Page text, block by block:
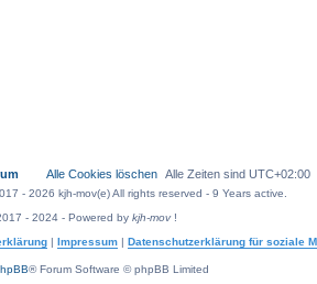
Alle Cookies löschen Alle Zeiten sind UTC+02:00
- 2026 kjh-mov(e) All rights reserved - 9 Years active.
- 2024 - Powered by kjh-mov!
| Impressum | Datenschutzerklärung für soziale
® Forum Software © phpBB Limited